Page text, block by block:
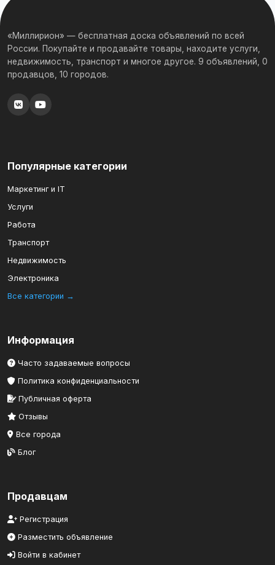
«Миллирион» — бесплатная доска объявлений по всей
России. Покупайте и продавайте товары, находите услуги,
недвижимость, транспорт и многое другое. 9 объявлений, 0
продавцов, 10 городов.
Популярные категории
Маркетинг и IT
Услуги
Работа
Транспорт
Недвижимость
Электроника
Все категории →
Информация
Часто задаваемые вопросы
Политика конфиденциальности
Публичная оферта
Отзывы
Все города
Блог
Продавцам
Регистрация
Разместить объявление
Войти в кабинет